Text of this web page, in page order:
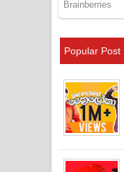
Popular Post